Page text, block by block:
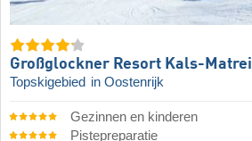
Großglockner Resort Kals-Matrei
Topskigebied in Oostenrijk
Gezinnen en kinderen
Pistepreparatie